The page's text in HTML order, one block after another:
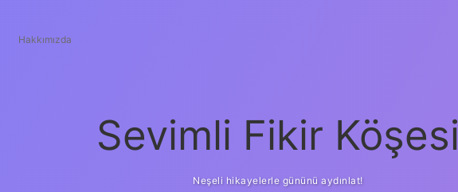
Hakkımızda
Sevimli Fikir Köşesi
Neşeli hikayelerle gününü aydınlat!